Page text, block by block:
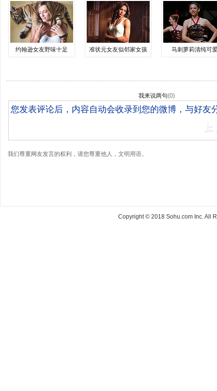
约翰逊女友野味十足 准状元女友似邻家女孩 马刺萝莉清纯可
我来说两句(0)
我们尊重网友发言的权利，请您尊重他人，文明用语。
Copyright © 2018 Sohu.com Inc. All